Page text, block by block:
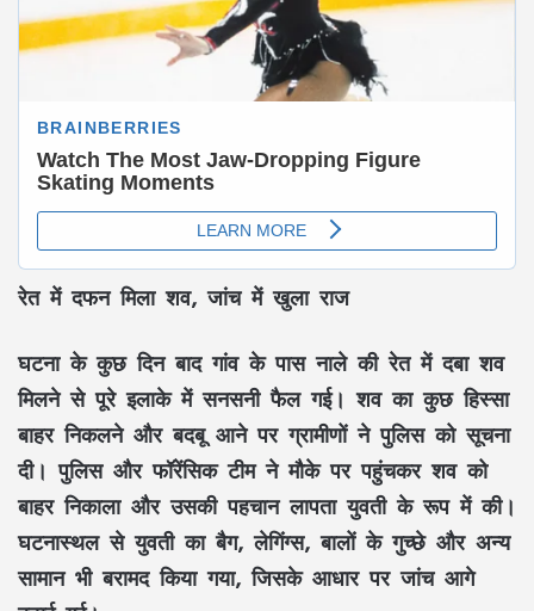
रेत में दफन मिला शव, जांच में खुला राज
घटना के कुछ दिन बाद गांव के पास नाले की रेत में दबा शव
मिलने से पूरे इलाके में सनसनी फैल गई। शव का कुछ हिस्सा
बाहर निकलने और बदबू आने पर ग्रामीणों ने पुलिस को सूचना
दी। पुलिस और फॉरेंसिक टीम ने मौके पर पहुंचकर शव को
बाहर निकाला और उसकी पहचान लापता युवती के रूप में की।
घटनास्थल से युवती का बैग, लेगिंग्स, बालों के गुच्छे और अन्य
सामान भी बरामद किया गया, जिसके आधार पर जांच आगे